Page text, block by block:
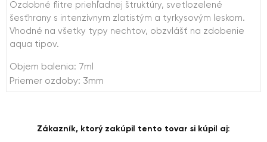
Ozdobné flitre priehľadnej štruktúry, svetlozelené
šesťhrany s intenzívnym zlatistým a tyrkysovým leskom.
Vhodné na všetky typy nechtov, obzvlášť na zdobenie
aqua tipov.
Objem balenia: 7ml
Priemer ozdoby: 3mm
Zákazník, ktorý zakúpil tento tovar si kúpil aj: